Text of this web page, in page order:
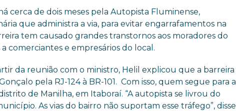
cerca de dois meses pela Autopista Fluminense,
que administra a via, para evitar engarrafamentos na
tem causado grandes transtornos aos moradores do
comerciantes e empresários do local.
da reunião com o ministro, Helil explicou que a barreira
pela RJ-124 à BR-101. Com isso, quem segue para a
de Manilha, em Itaboraí. “A autopista se livrou do
As vias do bairro não suportam esse tráfego”, disse